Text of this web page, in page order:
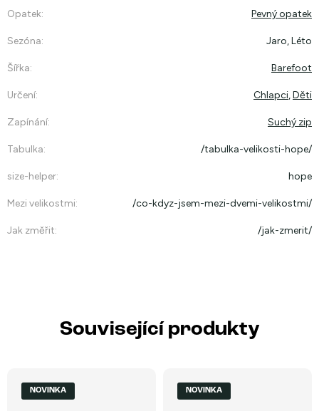
Opatek: Pevný opatek
Sezóna: Jaro, Léto
Šířka: Barefoot
Určení: Chlapci,Děti
Zapínání: Suchý zip
Tabulka: /tabulka-velikosti-hope/
size-helper: hope
Mezi velikostmi: /co-kdyz-jsem-mezi-dvemi-velikostmi/
Jak změřit: /jak-zmerit/
Související produkty
NOVINKA NOVINKA